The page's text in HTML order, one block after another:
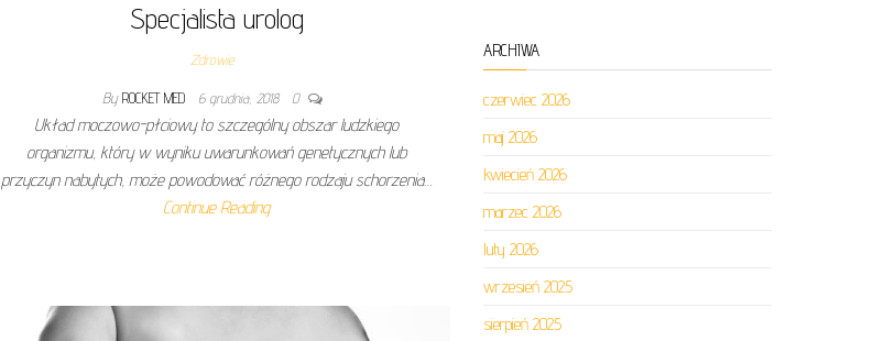
Specjalista urolog
Zdrowie
By ROCKET MED 6 grudnia, 2018 0
Układ moczowo-płciowy to szczególny obszar ludzkiego
organizmu, który w wyniku uwarunkowań genetycznych lub
przyczyn nabytych, może powodować różnego rodzaju schorzenia…
Continue Reading
ARCHIWA
czerwiec 2026
maj 2026
kwiecień 2026
marzec 2026
luty 2026
wrzesień 2025
sierpień 2025